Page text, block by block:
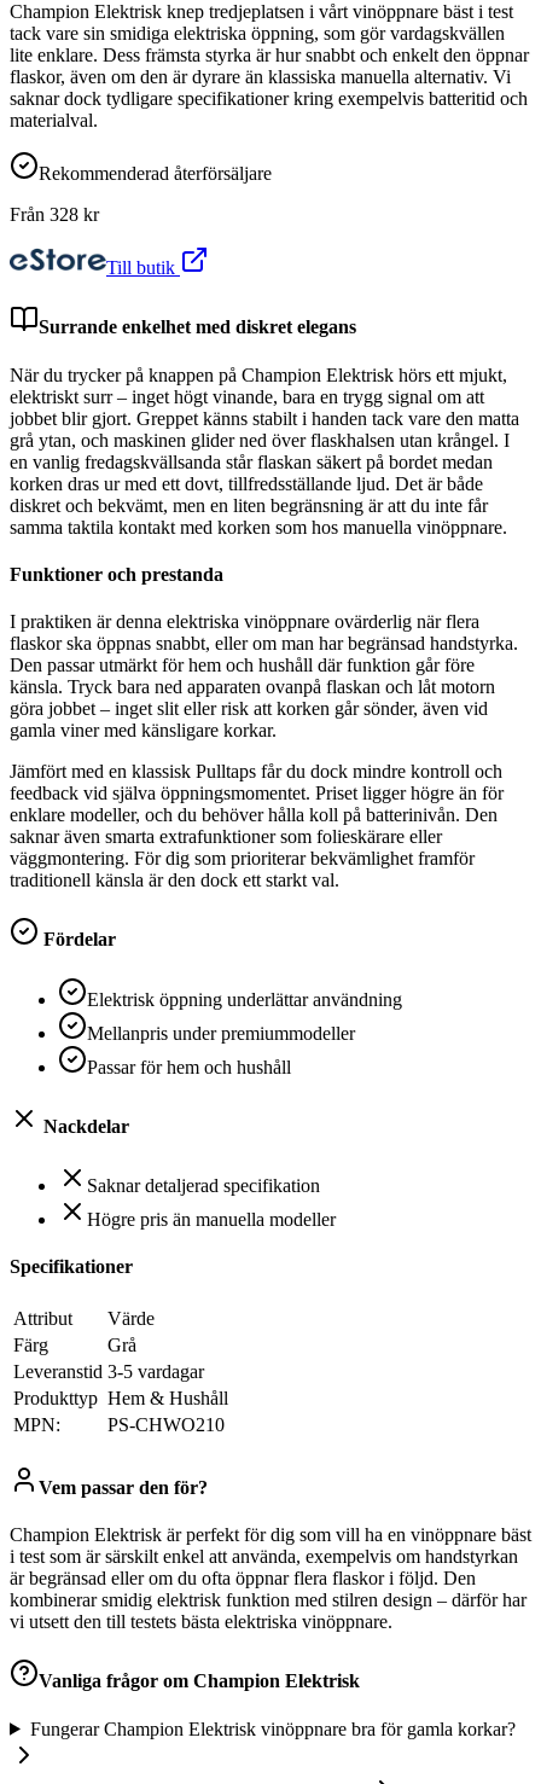
Champion Elektrisk knep tredjeplatsen i vårt vinöppnare bäst i test
tack vare sin smidiga elektriska öppning, som gör vardagskvällen
lite enklare. Dess främsta styrka är hur snabbt och enkelt den öppnar
flaskor, även om den är dyrare än klassiska manuella alternativ. Vi
saknar dock tydligare specifikationer kring exempelvis batteritid och
materialval.
Rekommenderad återförsäljare
Från 328 kr
Till butik
Surrande enkelhet med diskret elegans
När du trycker på knappen på Champion Elektrisk hörs ett mjukt,
elektriskt surr – inget högt vinande, bara en trygg signal om att
jobbet blir gjort. Greppet känns stabilt i handen tack vare den matta
grå ytan, och maskinen glider ned över flaskhalsen utan krångel. I
en vanlig fredagskvällsanda står flaskan säkert på bordet medan
korken dras ur med ett dovt, tillfredsställande ljud. Det är både
diskret och bekvämt, men en liten begränsning är att du inte får
samma taktila kontakt med korken som hos manuella vinöppnare.
Funktioner och prestanda
I praktiken är denna elektriska vinöppnare ovärderlig när flera
flaskor ska öppnas snabbt, eller om man har begränsad handstyrka.
Den passar utmärkt för hem och hushåll där funktion går före
känsla. Tryck bara ned apparaten ovanpå flaskan och låt motorn
göra jobbet – inget slit eller risk att korken går sönder, även vid
gamla viner med känsligare korkar.
Jämfört med en klassisk Pulltaps får du dock mindre kontroll och
feedback vid själva öppningsmomentet. Priset ligger högre än för
enklare modeller, och du behöver hålla koll på batterinivån. Den
saknar även smarta extrafunktioner som folieskärare eller
väggmontering. För dig som prioriterar bekvämlighet framför
traditionell känsla är den dock ett starkt val.
Fördelar
Elektrisk öppning underlättar användning
Mellanpris under premiummodeller
Passar för hem och hushåll
Nackdelar
Saknar detaljerad specifikation
Högre pris än manuella modeller
Specifikationer
Attribut
Värde
Färg
Grå
Leveranstid 3-5 vardagar
Produkttyp Hem & Hushåll
MPN:
PS-CHWO210
Vem passar den för?
Champion Elektrisk är perfekt för dig som vill ha en vinöppnare bäst
i test som är särskilt enkel att använda, exempelvis om handstyrkan
är begränsad eller om du ofta öppnar flera flaskor i följd. Den
kombinerar smidig elektrisk funktion med stilren design – därför har
vi utsett den till testets bästa elektriska vinöppnare.
Vanliga frågor om Champion Elektrisk
Fungerar Champion Elektrisk vinöppnare bra för gamla korkar?